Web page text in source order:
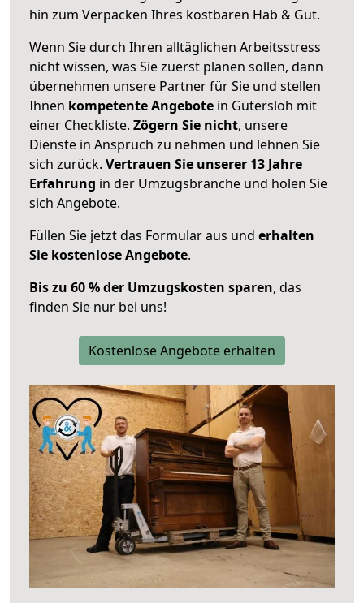
hin zum Verpacken Ihres kostbaren Hab & Gut.
Wenn Sie durch Ihren alltäglichen Arbeitsstress
nicht wissen, was Sie zuerst planen sollen, dann
übernehmen unsere Partner für Sie und stellen
Ihnen kompetente Angebote in Gütersloh mit
einer Checkliste. Zögern Sie nicht, unsere
Dienste in Anspruch zu nehmen und lehnen Sie
sich zurück. Vertrauen Sie unserer 13 Jahre
Erfahrung in der Umzugsbranche und holen Sie
sich Angebote.
Füllen Sie jetzt das Formular aus und erhalten
Sie kostenlose Angebote.
Bis zu 60 % der Umzugskosten sparen, das
finden Sie nur bei uns!
Kostenlose Angebote erhalten